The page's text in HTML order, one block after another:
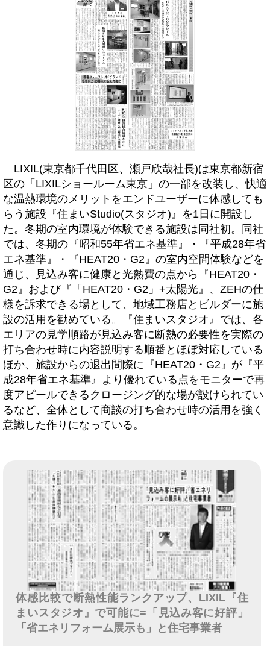
LIXIL(東京都千代田区、瀬戸欣哉社長)は東京都新宿
区の「LIXILショールーム東京」の一部を改装し、快適
な温熱環境のメリットをエンドユーザーに体感しても
らう施設『住まいStudio(スタジオ)』を1日に開設し
た。冬期の室内環境が体験できる施設は同社初。同社
では、冬期の『昭和55年省エネ基準』・『平成28年省
エネ基準』・『HEAT20・G2』の室内空間体験などを
通じ、見込み客に健康と光熱費の点から『HEAT20・
G2』および『「HEAT20・G2」+太陽光』、ZEHの仕
様を訴求できる場として、地域工務店とビルダーに施
設の活用を勧めている。『住まいスタジオ』では、各
エリアの見学順路が見込み客に断熱の必要性を実際の
打ち合わせ時に内容説明する順番とほぼ対応している
ほか、施設からの退出間際に『HEAT20・G2』が『平
成28年省エネ基準』より優れている点をモニターで再
度アピールできるクロージング的な場が設けられてい
るなど、全体として商談の打ち合わせ時の活用を強く
意識した作りになっている。
体感比較で断熱性能ランクアップ、LIXIL『住
まいスタジオ』で可能に=「見込み客に好評」
「省エネリフォーム展示も」と住宅事業者